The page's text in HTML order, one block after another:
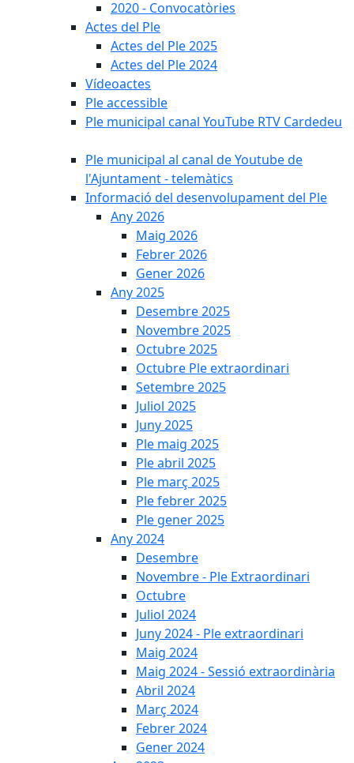
2020 - Convocatòries
Actes del Ple
Actes del Ple 2025
Actes del Ple 2024
Vídeoactes
Ple accessible
Ple municipal canal YouTube RTV Cardedeu
Ple municipal al canal de Youtube de
l'Ajuntament - telemàtics
Informació del desenvolupament del Ple
Any 2026
Maig 2026
Febrer 2026
Gener 2026
Any 2025
Desembre 2025
Novembre 2025
Octubre 2025
Octubre Ple extraordinari
Setembre 2025
Juliol 2025
Juny 2025
Ple maig 2025
Ple abril 2025
Ple març 2025
Ple febrer 2025
Ple gener 2025
Any 2024
Desembre
Novembre - Ple Extraordinari
Octubre
Juliol 2024
Juny 2024 - Ple extraordinari
Maig 2024
Maig 2024 - Sessió extraordinària
Abril 2024
Març 2024
Febrer 2024
Gener 2024